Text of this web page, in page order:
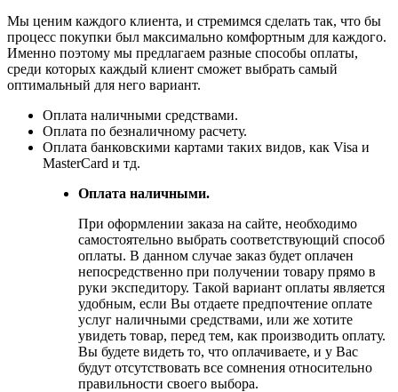
Мы ценим каждого клиента, и стремимся сделать так, что бы
процесс покупки был максимально комфортным для каждого.
Именно поэтому мы предлагаем разные способы оплаты,
среди которых каждый клиент сможет выбрать самый
оптимальный для него вариант.
Оплата наличными средствами.
Оплата по безналичному расчету.
Оплата банковскими картами таких видов, как Visa и
MasterCard и тд.
Оплата наличными.
При оформлении заказа на сайте, необходимо
самостоятельно выбрать соответствующий способ
оплаты. В данном случае заказ будет оплачен
непосредственно при получении товару прямо в
руки экспедитору. Такой вариант оплаты является
удобным, если Вы отдаете предпочтение оплате
услуг наличными средствами, или же хотите
увидеть товар, перед тем, как производить оплату.
Вы будете видеть то, что оплачиваете, и у Вас
будут отсутствовать все сомнения относительно
правильности своего выбора.